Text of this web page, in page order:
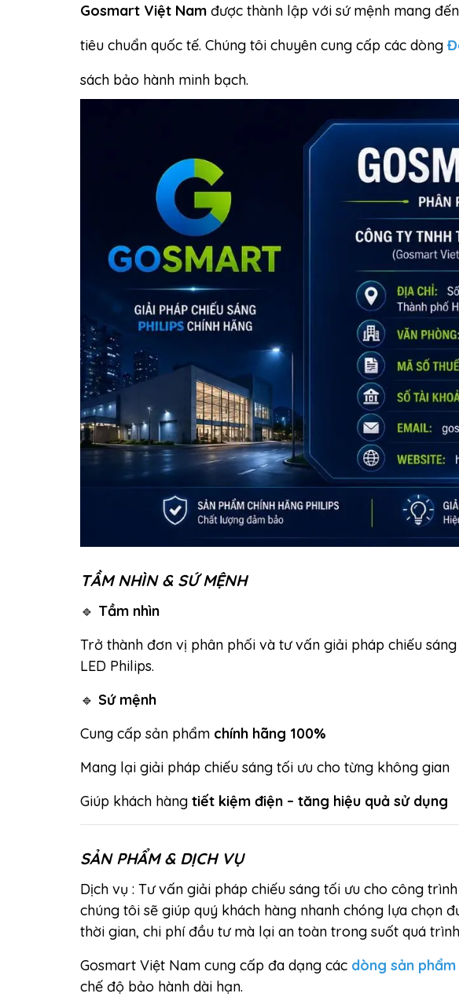
Gosmart Việt Nam được thành lập với sứ mệnh mang
tiêu chuẩn quốc tế. Chúng tôi chuyên cung cấp các dòng
sách bảo hành minh bạch.
TẦM NHÌN & SỨ MỆNH
🔹 Tầm nhìn
Trở thành đơn vị phân phối và tư vấn giải pháp chiếu
LED Philips.
🔹 Sứ mệnh
Cung cấp sản phẩm chính hãng 100%
Mang lại giải pháp chiếu sáng tối ưu cho từng không gian
Giúp khách hàng tiết kiệm điện – tăng hiệu quả sử dụng
SẢN PHẨM & DỊCH VỤ
Dịch vụ : Tư vấn giải pháp chiếu sáng tối ưu cho công
chúng tôi sẽ giúp quý khách hàng nhanh chóng lựa chọn
thời gian, chi phí đầu tư mà lại an toàn trong suốt quá
Gosmart Việt Nam cung cấp đa dạng các dòng sản phẩm
chế độ bảo hành dài hạn.